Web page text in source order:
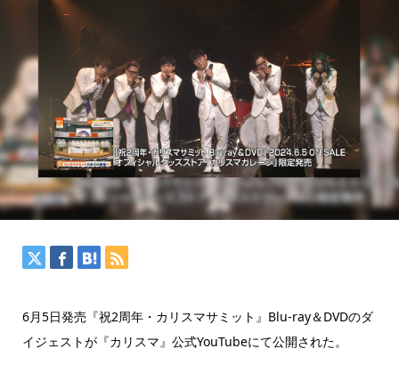
6月5日発売『祝2周年・カリスマサミット』Blu-ray＆DVDのダ
イジェストが『カリスマ』公式YouTubeにて公開された。